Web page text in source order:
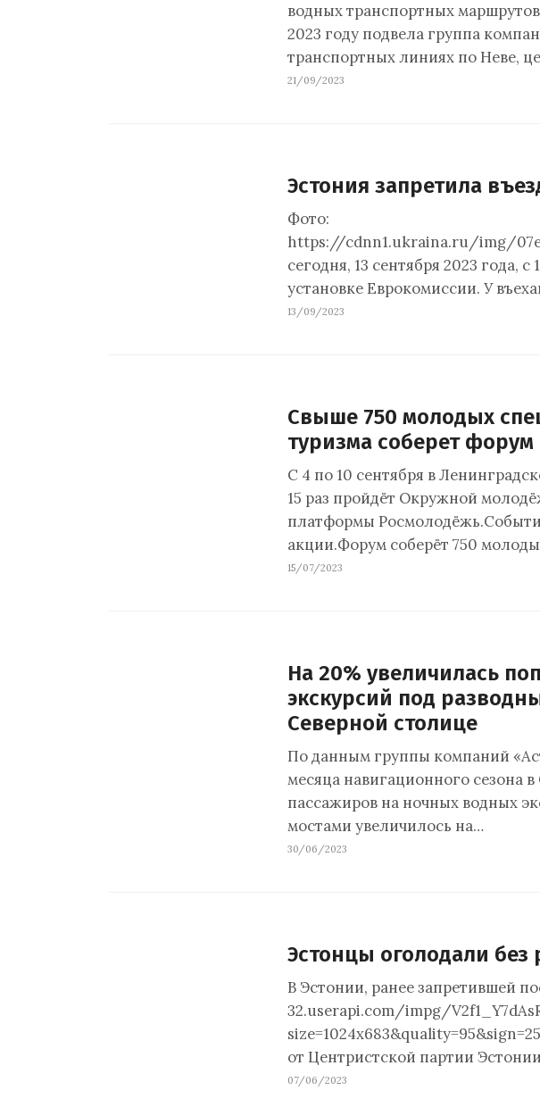
водных транспортных
2023 году подвела группа
транспортных линиях по Неве,
21/09/2023
Эстония запретила
Фото:
https://cdnn1.ukraina.ru/img/
сегодня, 13 сентября 2023 года,
установке Еврокомиссии. У
13/09/2023
Свыше 750 молодых
туризма соберет форум
С 4 по 10 сентября в
15 раз пройдёт Окружной
платформы
акции.Форум соберёт 750
15/07/2023
На 20% увеличилась
экскурсий под
Северной столице
По данным группы компаний
месяца навигационного сезона
пассажиров на ночных водных
мостами увеличилось на…
30/06/2023
Эстонцы оголодали без
В Эстонии, ранее запретившей
32.userapi.com/impg/
от Центристской партии
07/06/2023